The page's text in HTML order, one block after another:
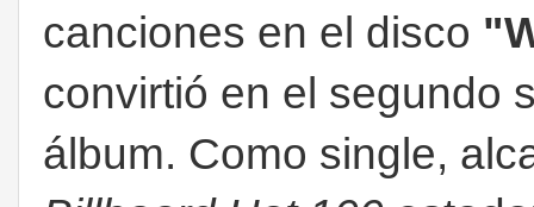
canciones en el disco
convirtió en el segundo
álbum. Como single,